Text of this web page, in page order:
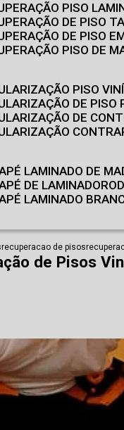
PISO
DE PISO
DE PISO
PISO DE
PISO
DE PISO
DE
LAMINADO DE
DE LAMINADO
LAMINADO
recuperacao de pisos
de Pisos